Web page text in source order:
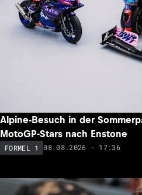
Alpine-Besuch in der
MotoGP-Stars nach Enstone
FORMEL 1 08.08.2026 - 17:36